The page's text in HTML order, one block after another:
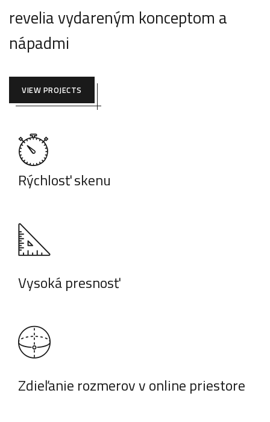
revelia vydareným konceptom a
nápadmi
VIEW PROJECTS
Rýchlosť skenu
Vysoká presnosť
Zdieľanie rozmerov v online priestore